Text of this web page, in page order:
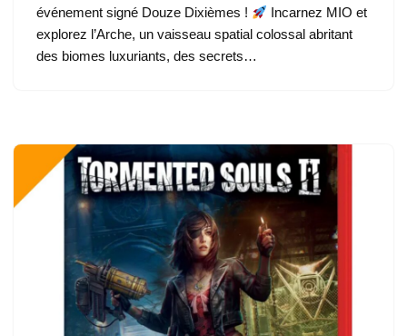
événement signé Douze Dixièmes !
Incarnez MIO et
explorez l’Arche, un vaisseau spatial colossal abritant
des biomes luxuriants, des secrets…